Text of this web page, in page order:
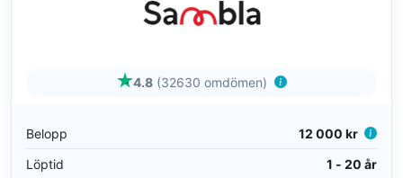
4.8 (32630 omdömen)
Belopp
12 000 kr
Löptid
1 - 20 år